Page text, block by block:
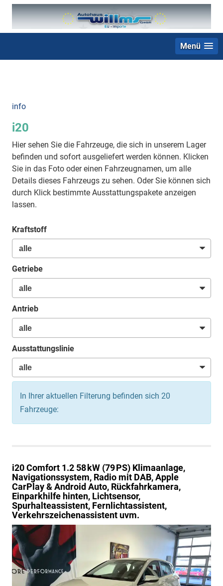
Menü
info
i20
Hier sehen Sie die Fahrzeuge, die sich in unserem Lager
befinden und sofort ausgeliefert werden können. Klicken
Sie in das Foto oder einen Fahrzeugnamen, um alle
Details dieses Fahrzeugs zu sehen. Oder Sie können sich
durch Klick bestimmte Ausstattungspakete anzeigen
lassen.
Kraftstoff
Getriebe
Antrieb
Ausstattungslinie
In Ihrer aktuellen Filterung befinden sich 20
Fahrzeuge:
i20Comfort 1.2 58 kW (79 PS) Klimaanlage,
Navigationssystem, Radio mit DAB, Apple
CarPlay & Android Auto, Rückfahrkamera,
Einparkhilfe hinten, Lichtsensor,
Spurhalteassistent, Fernlichtassistent,
Verkehrszeichenassistent uvm.